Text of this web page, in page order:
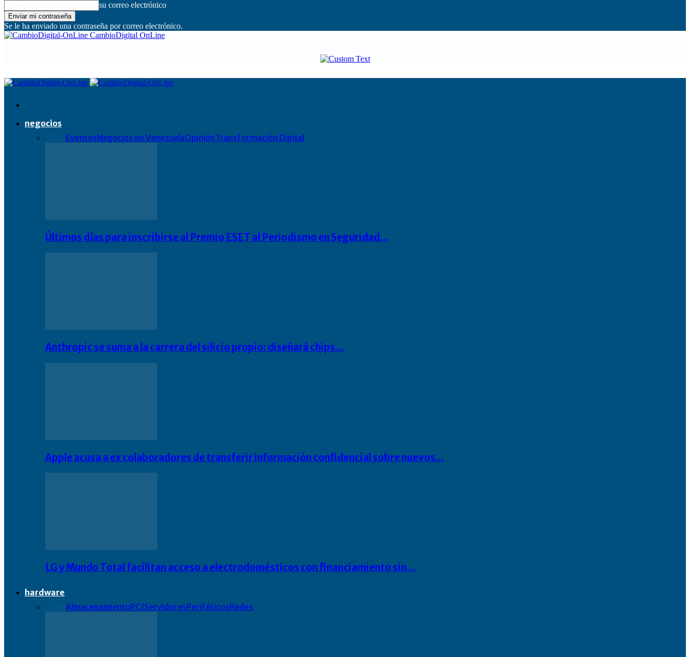
su correo electrónico
Se le ha enviado una contraseña por correo electrónico.
CambioDigital OnLine
negocios
EventosNegocios en VenezuelaOpiniónTransformación Digital
Últimos días para inscribirse al Premio ESET al Periodismo en Seguridad…
Anthropic se suma a la carrera del silicio propio: diseñará chips…
Apple acusa a ex colaboradores de transferir información confidencial sobre nuevos…
LG y Mundo Total facilitan acceso a electrodomésticos con financiamiento sin…
hardware
AlmacenamientoPC/ServidoresPeriféricosRedes